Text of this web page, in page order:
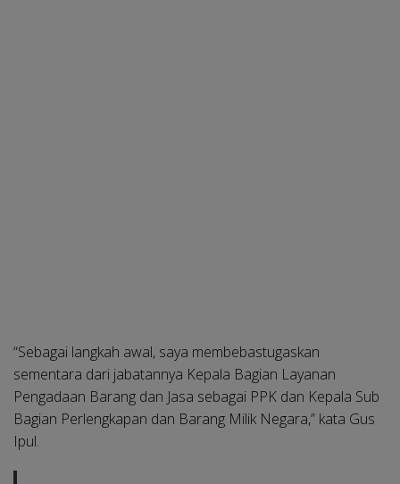
“Sebagai langkah awal, saya membebastugaskan
sementara dari jabatannya Kepala Bagian Layanan
Pengadaan Barang dan Jasa sebagai PPK dan Kepala Sub
Bagian Perlengkapan dan Barang Milik Negara,” kata Gus
Ipul.